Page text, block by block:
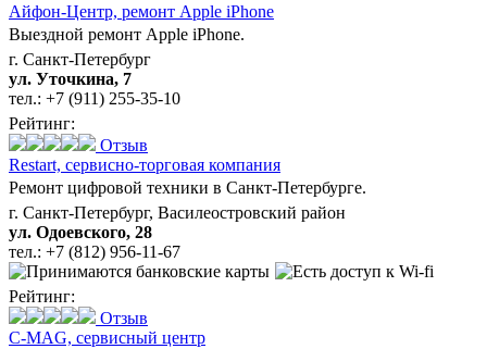
Айфон-Центр, ремонт Apple iPhone
Выездной ремонт Apple iPhone.
г. Санкт-Петербург
ул. Уточкина, 7
тел.: +7 (911) 255-35-10
Рейтинг:
Отзыв
Restart, сервисно-торговая компания
Ремонт цифровой техники в Санкт-Петербурге.
г. Санкт-Петербург, Василеостровский район
ул. Одоевского, 28
тел.: +7 (812) 956-11-67
Рейтинг:
Отзыв
C-MAG, сервисный центр